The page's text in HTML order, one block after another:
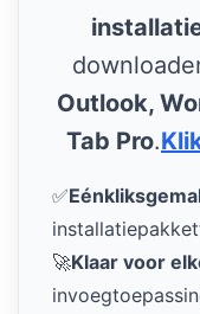
Outlook,
Tab Pro.
✅
🚀Klaar voor